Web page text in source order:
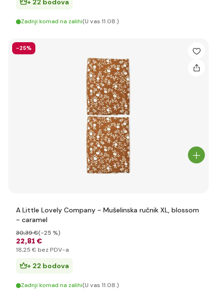
+ 22 bodova
Zadnji komad na zalihi(U vas 11.08.)
-25%
A Little Lovely Company - Mušelinska ručnik XL, blossom
- caramel
22,81 €
30,39 €(-25 %)
18,25 € bez PDV-a
+ 22 bodova
Zadnji komad na zalihi(U vas 11.08.)